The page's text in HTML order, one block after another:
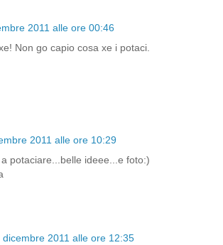
2011 alle ore 00:46
Non go capio cosa xe i potaci.
2011 alle ore 10:29
a potaciare...belle ideee...e foto:)
dicembre 2011 alle ore 12:35